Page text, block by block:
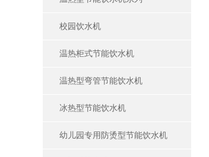
校园饮水机
温热柜式节能饮水机
温热型弯管节能饮水机
冰热型节能饮水机
幼儿园专用防烫型节能饮水机